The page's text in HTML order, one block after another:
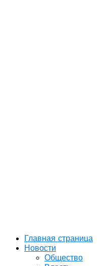
Главная страница
Новости
Общество